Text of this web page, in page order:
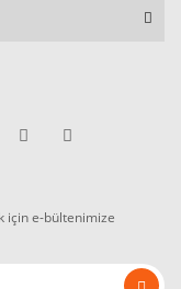
için e-bültenimize